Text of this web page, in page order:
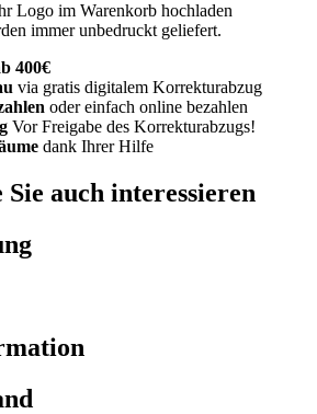
Logo im Warenkorb hochladen
immer unbedruckt geliefert.
400€
via gratis digitalem Korrekturabzug
oder einfach online bezahlen
Vor Freigabe des Korrekturabzugs!
dank Ihrer Hilfe
Sie auch interessieren